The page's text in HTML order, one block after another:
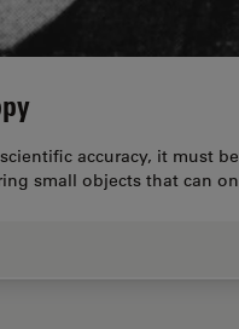
accuracy, it must
small objects that can